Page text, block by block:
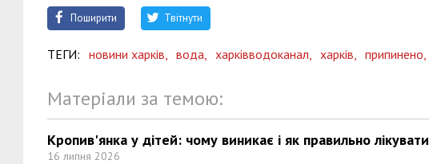
Поширити Твітнути
ТЕГИ: новини харків, вода, харківводоканал, харків, припинено,
Матеріали за темою:
Кропив'янка у дітей: чому виникає і як правильно лікувати
16 липня 2026